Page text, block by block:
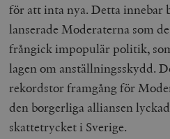
för att inta nya. Detta innebar
lanserade Moderaterna som
frångick impopulär politik,
lagen om anställningsskydd.
rekordstor framgång för
den borgerliga alliansen
skattetrycket i Sverige.